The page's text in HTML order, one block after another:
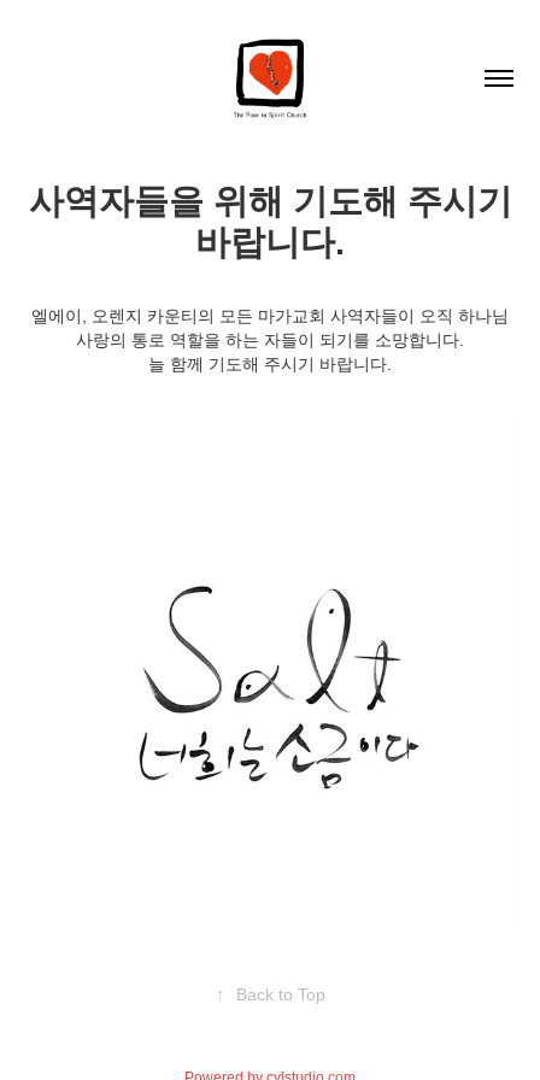
사역자들을 위해 기도해 주시기
바랍니다.
엘에이, 오렌지 카운티의 모든 마가교회 사역자들이 오직 하나님
사랑의 통로 역할을 하는 자들이 되기를 소망합니다.
늘 함께 기도해 주시기 바랍니다.
↑ Back to Top